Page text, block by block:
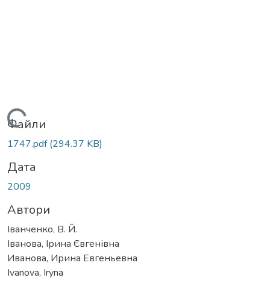
Вантажиться...
Файли
1747.pdf(294.37 KB)
Дата
2009
Автори
Іванченко, В. Й.
Іванова, Ірина Євгенівна
Иванова, Ирина Евгеньевна
Ivanova, Iryna